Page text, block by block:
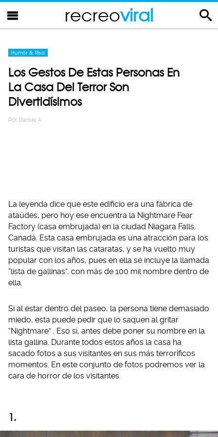
recreoviral
Humor & Risa
Los Gestos De Estas Personas En
La Casa Del Terror Son
Divertidísimos
Por Daniel A.
La leyenda dice que este edificio era una fábrica de
ataúdes, pero hoy ese encuentra la Nightmare Fear
Factory (casa embrujada) en la ciudad Niagara Falls,
Canadá. Esta casa embrujada es una atracción para los
turistas que visitan las cataratas, y se ha vuelto muy
popular con los años, pues en ella se incluye la llamada
“lista de gallinas”, con más de 100 mil nombre dentro de
ella.
Si al estar dentro del paseo, la persona tiene demasiado
miedo, esta puede pedir que lo saquen al gritar
“Nightmare” . Eso sí, antes debe poner su nombre en la
lista gallina. Durante todos estos años la casa ha
sacado fotos a sus visitantes en sus más terroríficos
momentos. En este conjunto de fotos podremos ver la
cara de horror de los visitantes.
1.